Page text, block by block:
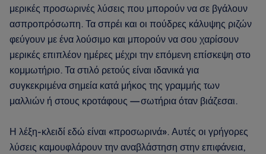
μερικές προσωρινές λύσεις που μπορούν να σε βγάλουν
ασπροπρόσωπη. Τα σπρέι και οι πούδρες κάλυψης ριζών
φεύγουν με ένα λούσιμο και μπορούν να σου χαρίσουν
μερικές επιπλέον ημέρες μέχρι την επόμενη επίσκεψη στο
κομμωτήριο. Τα στιλό ρετούς είναι ιδανικά για
συγκεκριμένα σημεία κατά μήκος της γραμμής των
μαλλιών ή στους κροτάφους — σωτήρια όταν βιάζεσαι.
Η λέξη-κλειδί εδώ είναι «προσωρινά». Αυτές οι γρήγορες
λύσεις καμουφλάρουν την αναβλάστηση στην επιφάνεια,